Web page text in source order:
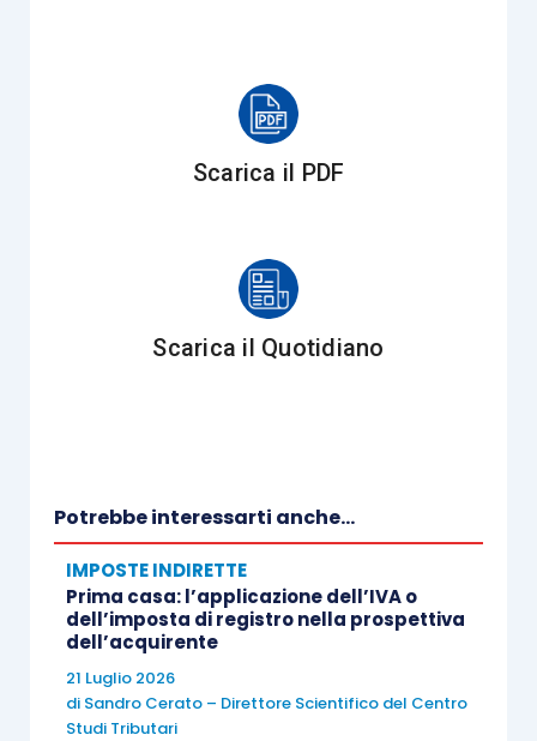
fase della cessione
in questo contributo ci soffermeremo sul
trattamento fiscaledal punto di vista delle
fase di godimento del bene
locazioni immobiliari, con la particolarità che il
Alla quota di canone legata al godimento
dell’immobilesi applica il
per le locazioni immobiliari. Quindi, nel caso di
fabbricati abitativi
prevista l’esenzione salvo l’opzione per
l’imponibilità (con aliquota del 10%) nei casi
Scarica il PDF
Scarica il Quotidiano
Potrebbe interessarti anche...
IMPOSTE INDIRETTE
Prima casa: l’applicazione dell’IVA o
dell’imposta di registro nella prospettiva
dell’acquirente
21 Luglio 2026
di Sandro Cerato – Direttore Scientifico del Centro
Studi Tributari